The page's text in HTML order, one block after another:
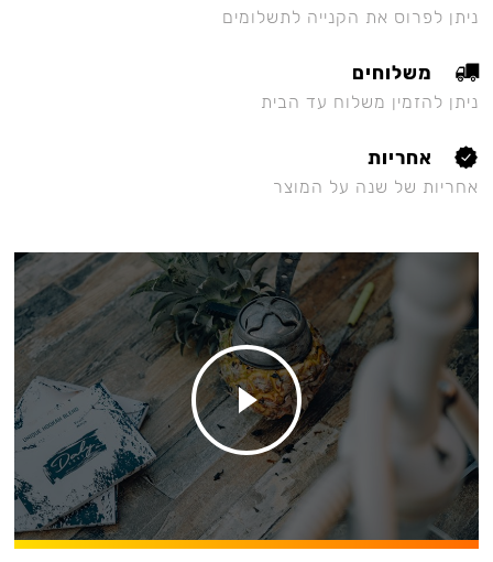
ניתן לפרוס את הקנייה לתשלומים
משלוחים
ניתן להזמין משלוח עד הבית
אחריות
אחריות של שנה על המוצר